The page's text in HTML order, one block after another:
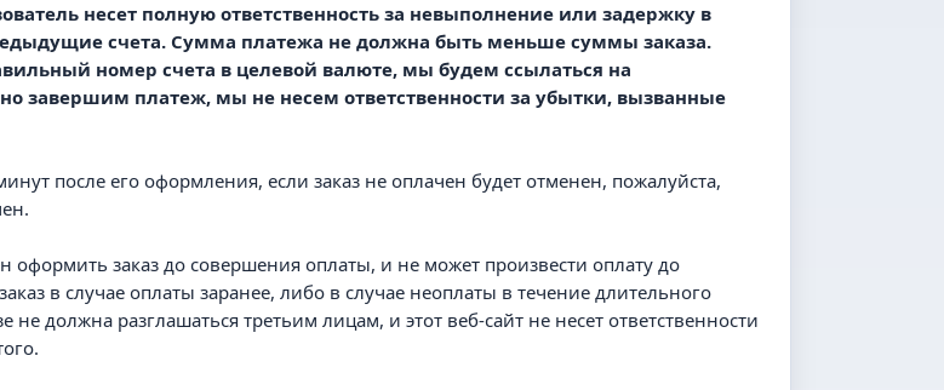
несет полную ответственность за невыполнение или задержку в
счета. Сумма платежа не должна быть меньше суммы заказа.
номер счета в целевой валюте, мы будем ссылаться на
завершим платеж, мы не несем ответственности за убытки, вызванные
после его оформления, если заказ не оплачен будет отменен, пожалуйста,
оформить заказ до совершения оплаты, и не может произвести оплату до
в случае оплаты заранее, либо в случае неоплаты в течение длительного
должна разглашаться третьим лицам, и этот веб-сайт не несет ответственности